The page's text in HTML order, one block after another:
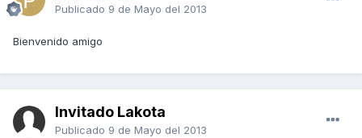
Publicado 9 de Mayo del 2013
Bienvenido amigo
Invitado Lakota
Publicado 9 de Mayo del 2013